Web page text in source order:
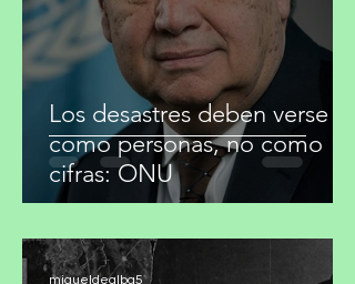
Los desastres deben verse
como personas, no como
cifras: ONU